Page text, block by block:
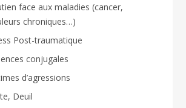
face aux maladies (cancer,
chroniques…)
Post-traumatique
conjugales
d’agressions
Deuil